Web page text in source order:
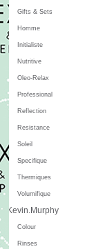
Gifts & Sets
Homme
Initialiste
Nutritive
Oleo-Relax
Professional
Reflection
Resistance
Soleil
Specifique
Thermiques
Volumifique
Kevin.Murphy
Colour
Rinses